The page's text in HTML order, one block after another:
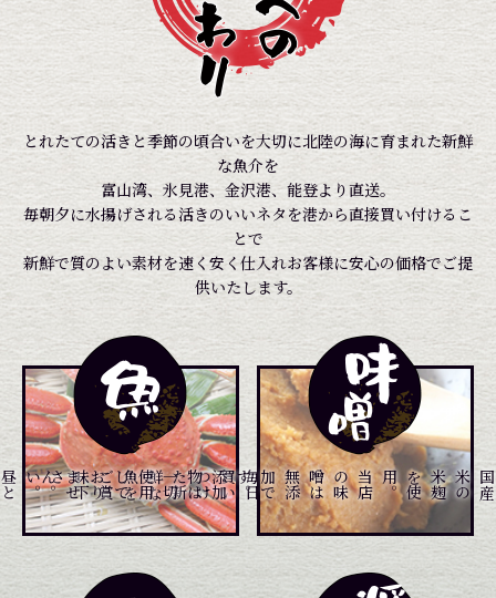
とれたての活きと季節の頃合いを大切に北陸の海に育まれた新鮮
な魚介を
富山湾、氷見港、金沢港、能登より直送。
毎朝夕に水揚げされる活きのいいネタを港から直接買い付けるこ
とで
新鮮で質のよい素材を速く安く仕入れお客様に安心の価格でご提
供いたします。
石
川
県
、
富
山
県
の
港
や
市
場
よ
り
毎
日
買
い
つ
け
た
新
鮮
な
魚
を
ご
賞
味
下
さい
。
す 。
当
店
の
味
噌
は
無
添
加
で
す
。
添
加
物
は
一
切
使
用
し
て
お
り
ま
せ
ん
。